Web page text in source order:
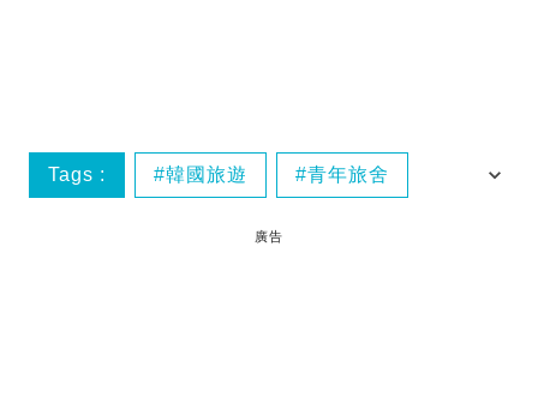
Tags : 韓國旅遊 青年旅舍
廣告